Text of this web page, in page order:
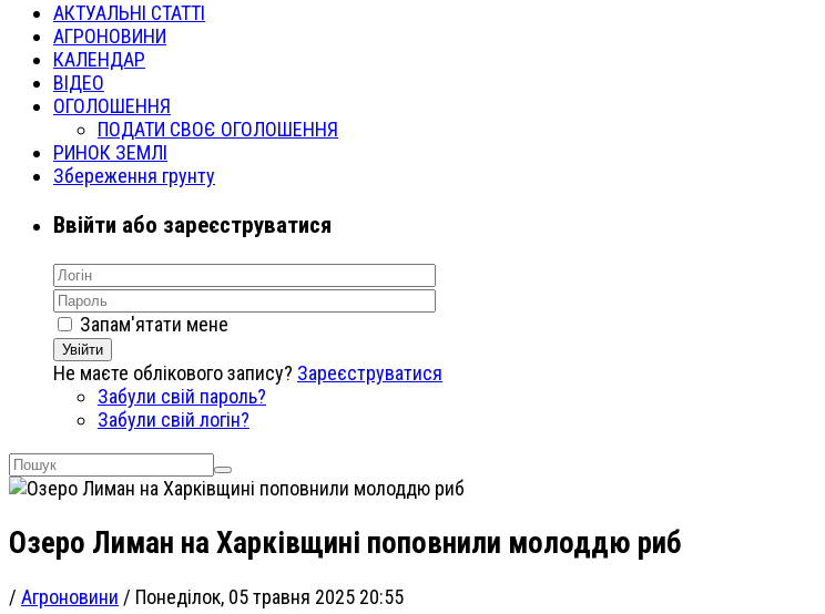
АКТУАЛЬНІ СТАТТІ
АГРОНОВИНИ
КАЛЕНДАР
ВІДЕО
ОГОЛОШЕННЯ
ПОДАТИ СВОЄ ОГОЛОШЕННЯ
РИНОК ЗЕМЛІ
Збереження грунту
Ввійти або зареєструватися
Запам'ятати мене
Увійти
Не маєте облікового запису? Зареєструватися
Забули свій пароль?
Забули свій логін?
Озеро Лиман на Харківщині поповнили молоддю риб
/ Агроновини / Понеділок, 05 травня 2025 20:55